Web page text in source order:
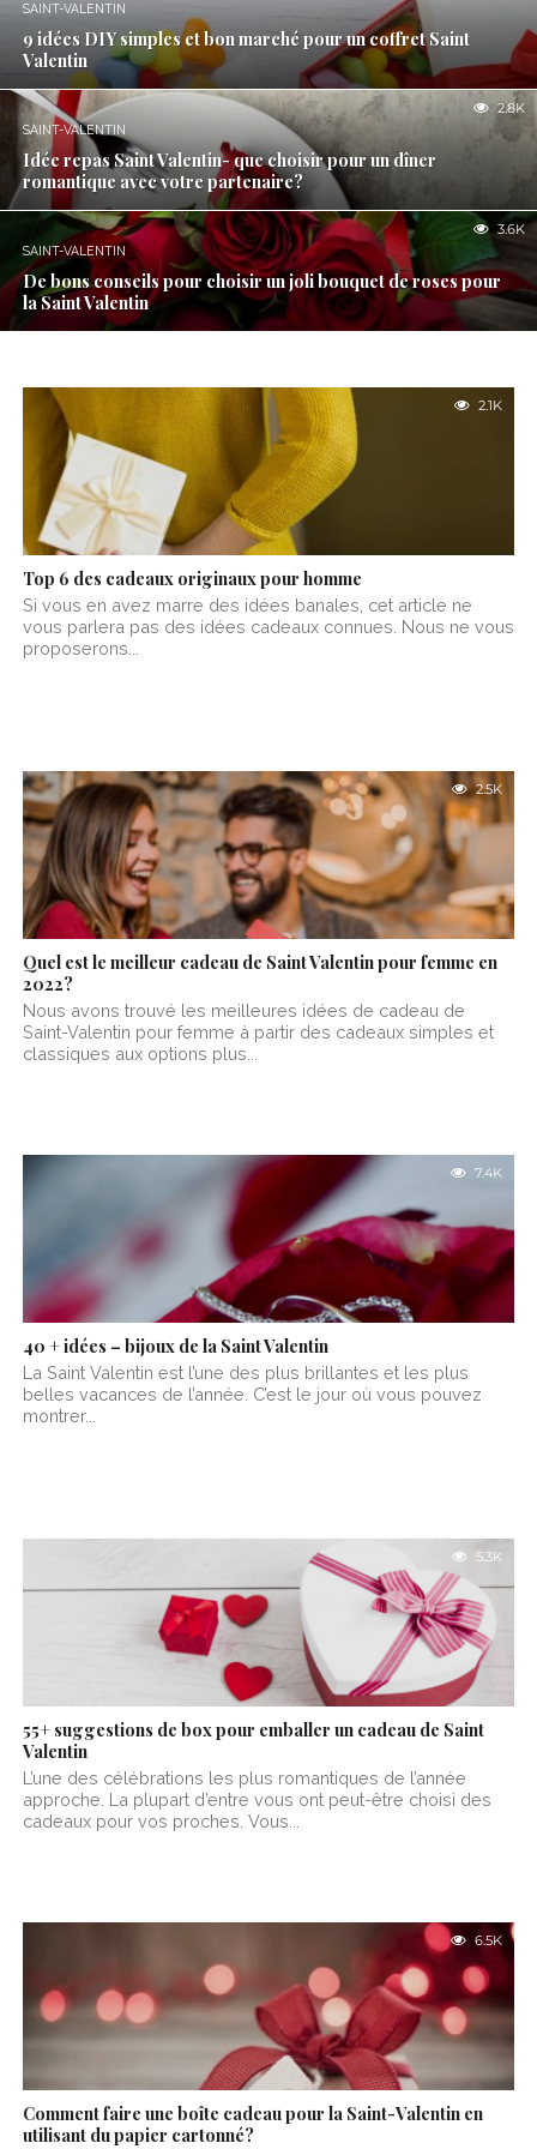
SAINT-VALENTIN
9 idées DIY simples et bon marché pour un coffret Saint
Valentin
SAINT-VALENTIN
Idée repas Saint Valentin- que choisir pour un dîner
romantique avec votre partenaire?
2.8K
SAINT-VALENTIN
De bons conseils pour choisir un joli bouquet de roses pour
la Saint Valentin
3.6K
2.1K
Top 6 des cadeaux originaux pour homme
Si vous en avez marre des idées banales, cet article ne
vous parlera pas des idées cadeaux connues. Nous ne vous
proposerons...
2.5K
Quel est le meilleur cadeau de Saint Valentin pour femme en
2022?
Nous avons trouvé les meilleures idées de cadeau de
Saint-Valentin pour femme à partir des cadeaux simples et
classiques aux options plus...
7.4K
40 + idées – bijoux de la Saint Valentin
La Saint Valentin est l’une des plus brillantes et les plus
belles vacances de l’année. C’est le jour où vous pouvez
montrer...
5.3K
55+ suggestions de box pour emballer un cadeau de Saint
Valentin
L’une des célébrations les plus romantiques de l’année
approche. La plupart d’entre vous ont peut-être choisi des
cadeaux pour vos proches. Vous...
6.5K
Comment faire une boîte cadeau pour la Saint-Valentin en
utilisant du papier cartonné?